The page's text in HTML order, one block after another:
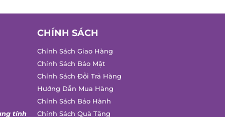
tính
CHÍNH SÁCH
Chính Sách Giao Hàng
Chính Sách Bảo Mật
Chính Sách Đổi Trả Hàng
Hướng Dẫn Mua Hàng
Chính Sách Bảo Hành
Chính Sách Quà Tặng